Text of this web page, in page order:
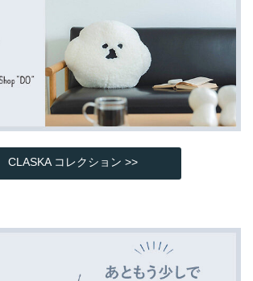
CLASKA コレクション >>